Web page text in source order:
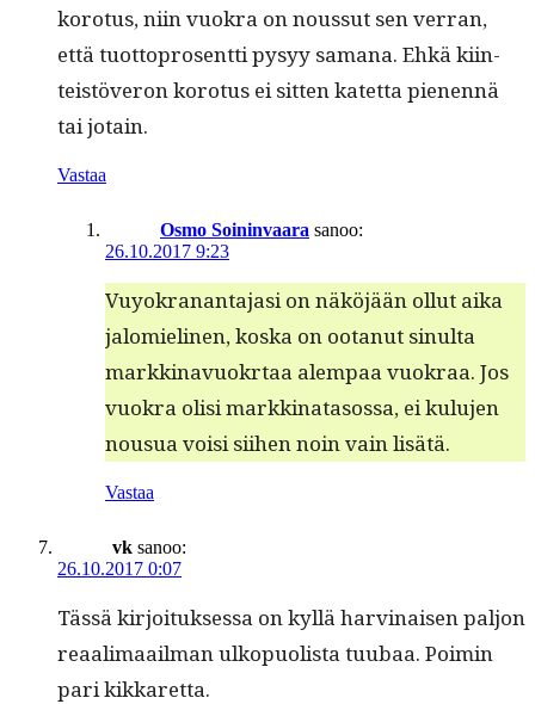
koro­tus, niin vuokra on nous­sut sen ver­ran,
että tuot­to­pros­ent­ti pysyy samana. Ehkä kiin­
teistöveron koro­tus ei sit­ten katet­ta pienen­nä
tai jotain.
Vastaa
Osmo Soininvaara sanoo:
26.10.2017 9:23
Vuyokranan­ta­jasi on näköjään ollut aika
jalomieli­nen, kos­ka on ootanut sin­ul­ta
markki­navuokr­taa alem­paa vuokraa. Jos
vuokra olisi markki­nata­sos­sa, ei kulu­jen
nousua voisi siihen noin vain lisätä.
Vastaa
vk sanoo:
26.10.2017 0:07
Tässä kir­joituk­ses­sa on kyl­lä harv­inaisen paljon
reaal­i­maail­man ulkop­uolista tuubaa. Poimin
pari kikkaretta.